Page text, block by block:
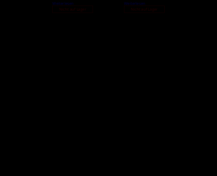
Weiterlesen
Nicht auf Lager
Weiterlesen
Nicht auf Lager